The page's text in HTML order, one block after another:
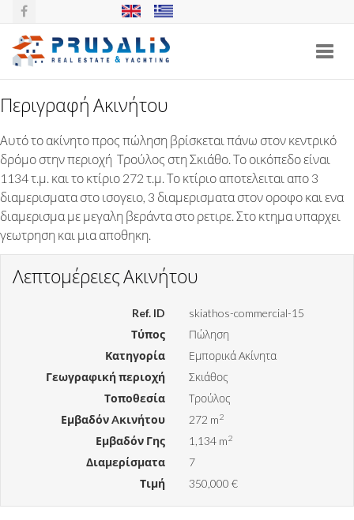
ΚΤΙΡΙΟ 7 ΔΙΑΜΕΡΙΣΜΑΤΩΝ ΣΤΟΝ
ΤΡΟΥΛΟ, ΣΚΙΑΘΟΣ
Περιγραφή Ακινήτου
Αυτό το ακίνητο προς πώληση βρίσκεται πάνω στον κεντρικό
δρόμο στην περιοχή Τρούλος στη Σκιάθο. Το οικόπεδο είναι
1134 τ.μ. και το κτίριο 272 τ.μ. Το κτίριο αποτελειται απο 3
διαμερισματα στο ισογειο, 3 διαμερισματα στον οροφο και ενα
διαμερισμα με μεγαλη βεράντα στο ρετιρε. Στο κτημα υπαρχει
γεωτρηση και μια αποθηκη.
Λεπτομέρειες Ακινήτου
Ref. ID
skiathos-commercial-15
Τύπος
Πώληση
Κατηγορία
Εμπορικά Ακίνητα
Γεωγραφική περιοχή
Σκιάθος
Τοποθεσία
Τρούλος
Εμβαδόν Aκινήτου
272 m2
Εμβαδόν Γης 1,134 m2
Διαμερίσματα
7
Τιμή
350,000 €